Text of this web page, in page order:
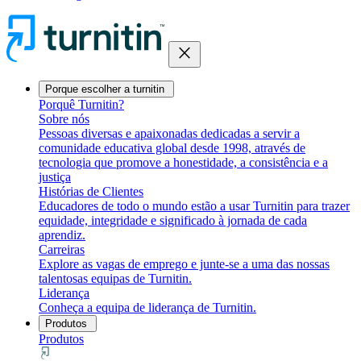
close
Porque escolher a turnitin
Porquê Turnitin?
Sobre nós
Pessoas diversas e apaixonadas dedicadas a servir a
comunidade educativa global desde 1998, através de
tecnologia que promove a honestidade, a consistência e a
justiça
Histórias de Clientes
Educadores de todo o mundo estão a usar Turnitin para trazer
equidade, integridade e significado à jornada de cada
aprendiz.
Carreiras
Explore as vagas de emprego e junte-se a uma das nossas
talentosas equipas de Turnitin.
Liderança
Conheça a equipa de liderança de Turnitin.
Produtos
Produtos